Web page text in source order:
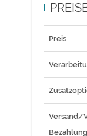
Preis
Versand/
Bezahlung